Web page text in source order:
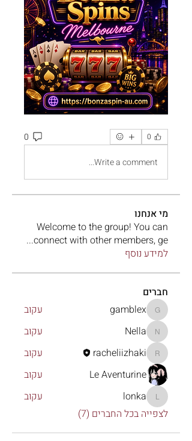
0
0
Write a comment...
מי אנחנו
Welcome to the group! You can
connect with other members, ge
...
למידע נוסף
חברים
gamblex
gamblex עקוב
Nella
Nella עקוב
racheliizhaki
racheliizhaki
עקוב
Le Aventurine
עקוב
lonka
lonka
עקוב
לצפייה בכל החברים (7)